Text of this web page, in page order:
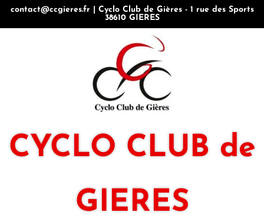
contact@ccgieres.fr | Cyclo Club de Gières - 1 rue des Sports
38610 GIERES
CYCLO CLUB de
GIERES